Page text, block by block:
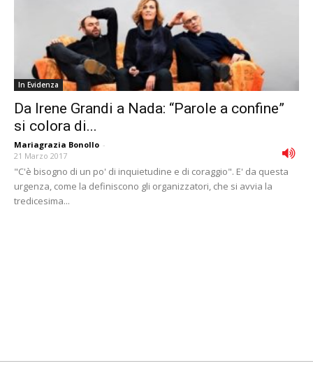
In Evidenza
Da Irene Grandi a Nada: “Parole a confine”
si colora di...
Mariagrazia Bonollo -
21 Marzo 2017
"C'è bisogno di un po' di inquietudine e di coraggio". E' da questa
urgenza, come la definiscono gli organizzatori, che si avvia la
tredicesima...